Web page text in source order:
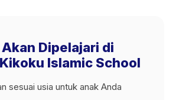
Dipelajari di
Islamic School
sesuai usia untuk anak Anda